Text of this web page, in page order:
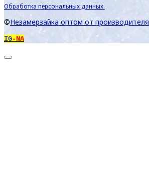
Обработка персональных данных.
©Незамерзайка оптом от
IG-NA